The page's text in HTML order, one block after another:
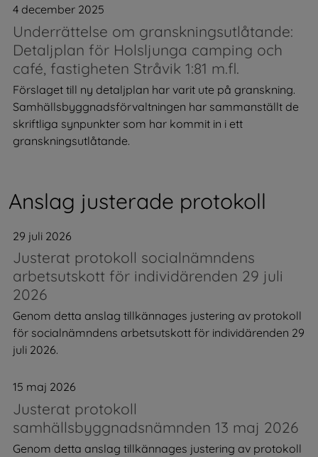
4 december 2025
Underrättelse om granskningsutlåtande:
Detaljplan för Holsljunga camping och
café, fastigheten Stråvik 1:81 m.fl.
Förslaget till ny detaljplan har varit ute på granskning.
Samhällsbyggnadsförvaltningen har sammanställt de
skriftliga synpunkter som har kommit in i ett
granskningsutlåtande.
Anslag justerade protokoll
29 juli 2026
Justerat protokoll socialnämndens
arbetsutskott för individärenden 29 juli
2026
Genom detta anslag tillkännages justering av protokoll
för socialnämndens arbetsutskott för individärenden 29
juli 2026.
15 maj 2026
Justerat protokoll
samhällsbyggnadsnämnden 13 maj 2026
Genom detta anslag tillkännages justering av protokoll